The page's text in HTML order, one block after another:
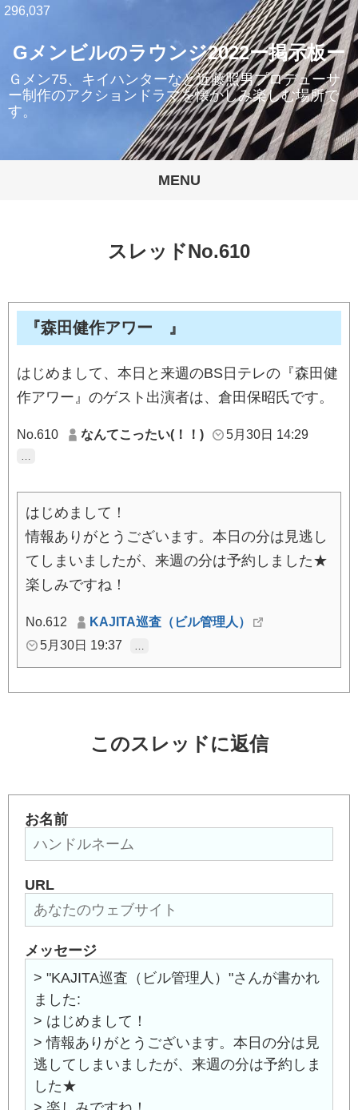
Gメンビルのラウンジ2022ー掲示板ー
Ｇメン75、キイハンターなど近藤照男プロデューサ
ー制作のアクションドラマを懐かしみ楽しむ場所で
す。
MENU
296,037
スレッドNo.610
『森田健作アワー 』
はじめまして、本日と来週のBS日テレの『森田健
作アワー』のゲスト出演者は、倉田保昭氏です。
No.610 なんてこったい(！！) 5月30日 14:29
…
はじめまして！
情報ありがとうございます。本日の分は見逃し
てしまいましたが、来週の分は予約しました★
楽しみですね！
No.612
KAJITA巡査（ビル管理人）
5月30日 19:37
このスレッドに返信
お名前
URL
メッセージ